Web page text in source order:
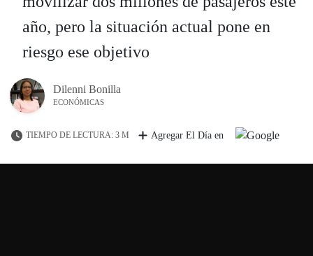
año, pero la situación actual pone en
riesgo ese objetivo
Dilenni Bonilla
ECONÓMICAS
TIEMPO DE LECTURA: 3 M Agregar El Día en